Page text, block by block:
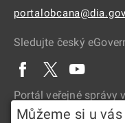
Sledujte český
Portál veřejné správy
Můžeme si u